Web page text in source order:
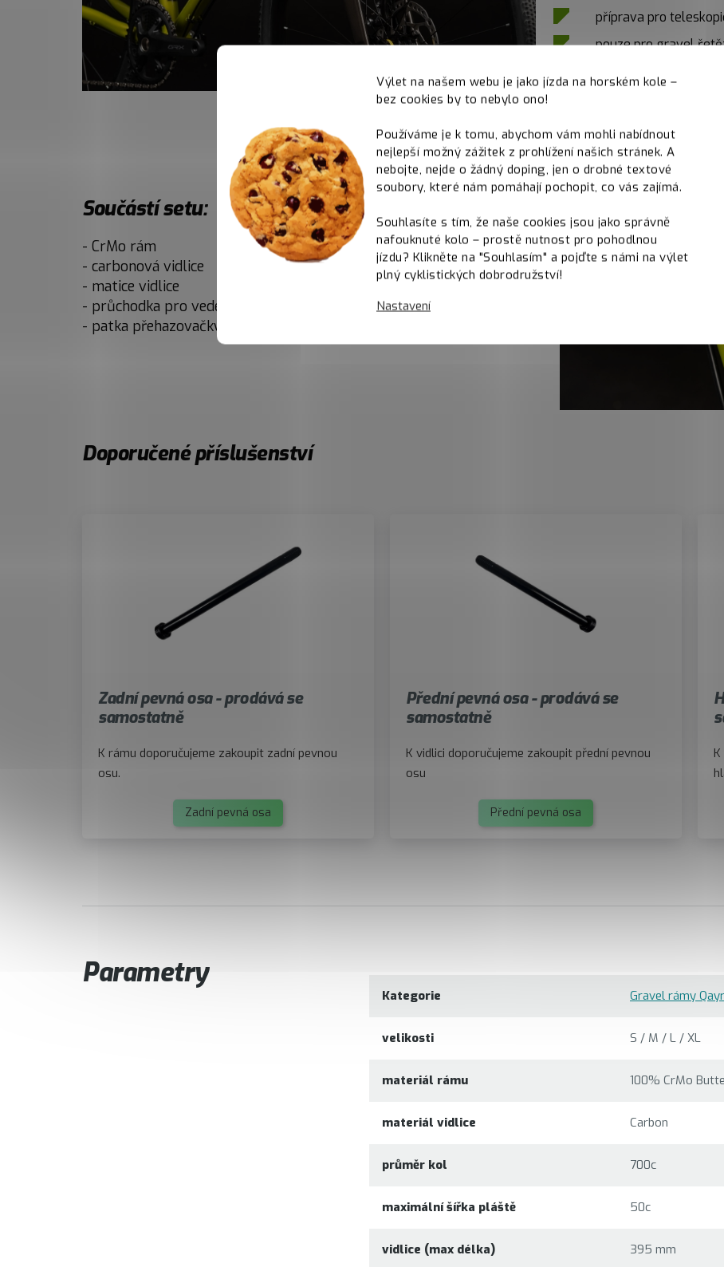
Výlet na našem webu je jako jízda na horském kole –
bez cookies by to nebylo ono!
Používáme je k tomu, abychom vám mohli nabídnout
nejlepší možný zážitek z prohlížení našich stránek. A
nebojte, nejde o žádný doping, jen o drobné textové
soubory, které nám pomáhají pochopit, co vás zajímá.
Souhlasíte s tím, že naše cookies jsou jako správně
nafouknuté kolo – prostě nutnost pro pohodlnou
jízdu? Klikněte na "Souhlasím" a pojďte s námi na výlet
plný cyklistických dobrodružství!
Nastavení
příprava pro
pouze pro gravel
Součástí setu:
- CrMo rám
- carbonová vidlice
- matice vidlice
- průchodka pro vedení teleskopické sedlovky
- patka přehazovačky
Doporučené příslušenství
Zadní pevná osa - prodává se
samostatně
K rámu doporučujeme zakoupit zadní pevnou
osu.
Zadní pevná osa
Přední pevná osa - prodává se
samostatně
K vidlici doporučujeme zakoupit přední pevnou
osu
Přední pevná osa
Parametry
Kategorie Gravel rámy
velikosti S / M / L / XL
materiál rámu 100% CrMo
materiál vidlice Carbon
průměr kol 700c
maximální šířka pláště 50c
vidlice (max délka) 395 mm